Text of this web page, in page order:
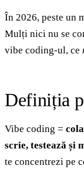
În 2026, peste un
Mulți nici nu se
vibe coding-ul, ce
Definiția
Vibe coding =
scrie, testează și
te concentrezi pe